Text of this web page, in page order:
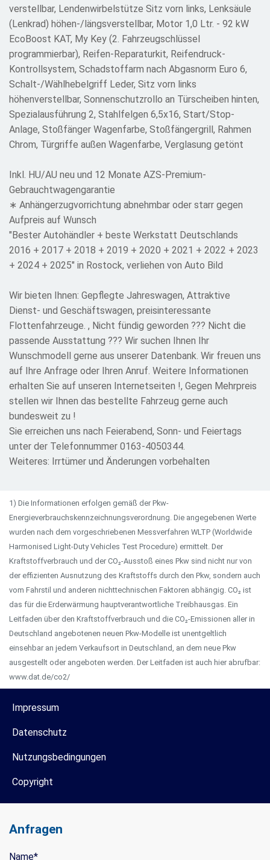
verstellbar, Lendenwirbelstütze Sitz vorn links, Lenksäule
(Lenkrad) höhen-/längsverstellbar, Motor 1,0 Ltr. - 92 kW
EcoBoost KAT, My Key (2. Fahrzeugschlüssel
programmierbar), Reifen-Reparaturkit, Reifendruck-
Kontrollsystem, Schadstoffarm nach Abgasnorm Euro 6,
Schalt-/Wählhebelgriff Leder, Sitz vorn links
höhenverstellbar, Sonnenschutzrollo an Türscheiben hinten,
Spezialausführung 2, Stahlfelgen 6,5x16, Start/Stop-
Anlage, Stoßfänger Wagenfarbe, Stoßfängergrill, Rahmen
Chrom, Türgriffe außen Wagenfarbe, Verglasung getönt
Inkl. HU/AU neu und 12 Monate AZS-Premium-
Gebrauchtwagengarantie
∗ Anhängerzugvorrichtung abnehmbar oder starr gegen
Aufpreis auf Wunsch
"Bester Autohändler + beste Werkstatt Deutschlands
2016 + 2017 + 2018 + 2019 + 2020 + 2021 + 2022 + 2023
+ 2024 + 2025" in Rostock, verliehen von Auto Bild
Wir bieten Ihnen: Gepflegte Jahreswagen, Attraktive
Dienst- und Geschäftswagen, preisinteressante
Flottenfahrzeuge. , Nicht fündig geworden ??? Nicht die
passende Ausstattung ??? Wir suchen Ihnen Ihr
Wunschmodell gerne aus unserer Datenbank. Wir freuen uns
auf Ihre Anfrage oder Ihren Anruf. Weitere Informationen
erhalten Sie auf unseren Internetseiten !, Gegen Mehrpreis
stellen wir Ihnen das bestellte Fahrzeug gerne auch
bundesweit zu !
Sie erreichen uns nach Feierabend, Sonn- und Feiertags
unter der Telefonnummer 0163-4050344.
Weiteres: Irrtümer und Änderungen vorbehalten
1) Die Informationen erfolgen gemäß der Pkw-
Energieverbrauchskennzeichnungsverordnung. Die angegebenen Werte
wurden nach dem vorgeschriebenen Messverfahren WLTP (Worldwide
Harmonised Light-Duty Vehicles Test Procedure) ermittelt. Der
Kraftstoffverbrauch und der CO₂-Ausstoß eines Pkw sind nicht nur von
der effizienten Ausnutzung des Kraftstoffs durch den Pkw, sondern auch
vom Fahrstil und anderen nichttechnischen Faktoren abhängig. CO₂ ist
das für die Erderwärmung hauptverantwortliche Treibhausgas. Ein
Leitfaden über den Kraftstoffverbrauch und die CO₂-Emissionen aller in
Deutschland angebotenen neuen Pkw-Modelle ist unentgeltlich
einsehbar an jedem Verkaufsort in Deutschland, an dem neue Pkw
ausgestellt oder angeboten werden. Der Leitfaden ist auch hier abrufbar:
www.dat.de/co2/
Impressum
Datenschutz
Nutzungsbedingungen
Copyright
Anfragen
Name*